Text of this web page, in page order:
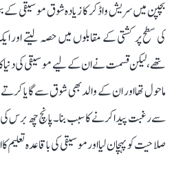
بچپن میں سریش واڈکر کا زیادہ شوق موسیقی کے
کی سطح پر کشتی کے مقابلوں میں حصہ لیتے اور
تھے، لیکن قسمت نے ان کے لیے موسیقی کی دنیا کا
ماحول تھا اور ان کے والد بھی شوق سے گایا
سے رغبت پیدا کرنے کا سبب بنا۔ پانچ چھ برس
صلاحیت کو پہچان لیا اور موسیقی کی باقاعدہ تعلیم کا